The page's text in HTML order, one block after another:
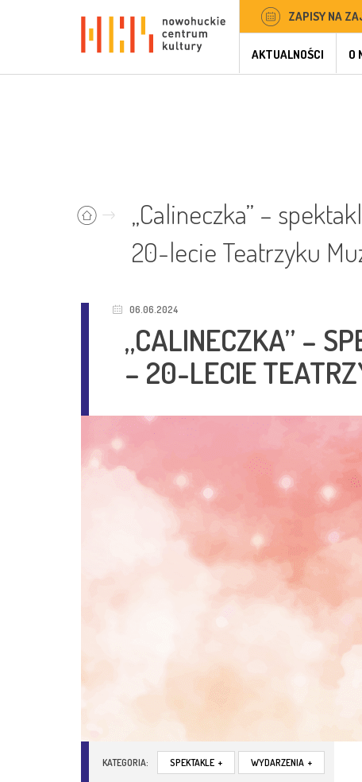
ZAPISY NA
AKTUALNOŚCI O
„Calineczka” –
20-lecie Teatrzyku
06.06.2024
„CALINECZKA” –
– 20-LECIE
KATEGORIA: SPEKTAKLE + WYDARZENIA +